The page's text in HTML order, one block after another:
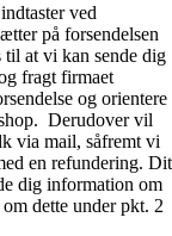
ved
på forsendelsen
at vi kan sende dig
fragt firmaet
og orientere
Derudover vil
via mail, såfremt vi
en refundering. Dit
dig information om
dette under pkt. 2